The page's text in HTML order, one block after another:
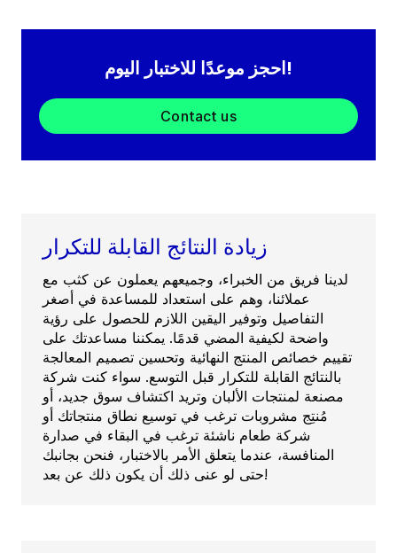
احجز موعدًا للاختبار اليوم!
Contact us
زيادة النتائج القابلة للتكرار
لدينا فريق من الخبراء، وجميعهم يعملون عن كثب مع
عملائنا، وهم على استعداد للمساعدة في أصغر
التفاصيل وتوفير اليقين اللازم للحصول على رؤية
واضحة لكيفية المضي قدمًا. يمكننا مساعدتك على
تقييم خصائص المنتج النهائية وتحسين تصميم المعالجة
بالنتائج القابلة للتكرار قبل التوسع. سواء كنت شركة
مصنعة لمنتجات الألبان وتريد اكتشاف سوق جديد، أو
مُنتِج مشروبات ترغب في توسيع نطاق منتجاتك أو
شركة طعام ناشئة ترغب في البقاء في صدارة
المنافسة، عندما يتعلق الأمر بالاختبار، فنحن بجانبك
حتى لو عنى ذلك أن يكون ذلك عن بعد!